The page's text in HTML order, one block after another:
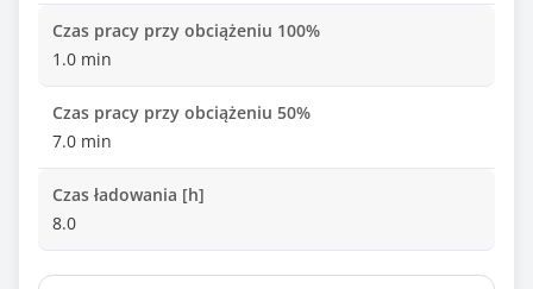
Czas pracy przy obciążeniu 100%
1.0 min
Czas pracy przy obciążeniu 50%
7.0 min
Czas ładowania [h]
8.0
Czas przełączania